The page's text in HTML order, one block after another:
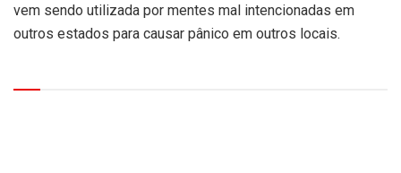
vem sendo utilizada por mentes mal intencionadas em
outros estados para causar pânico em outros locais.